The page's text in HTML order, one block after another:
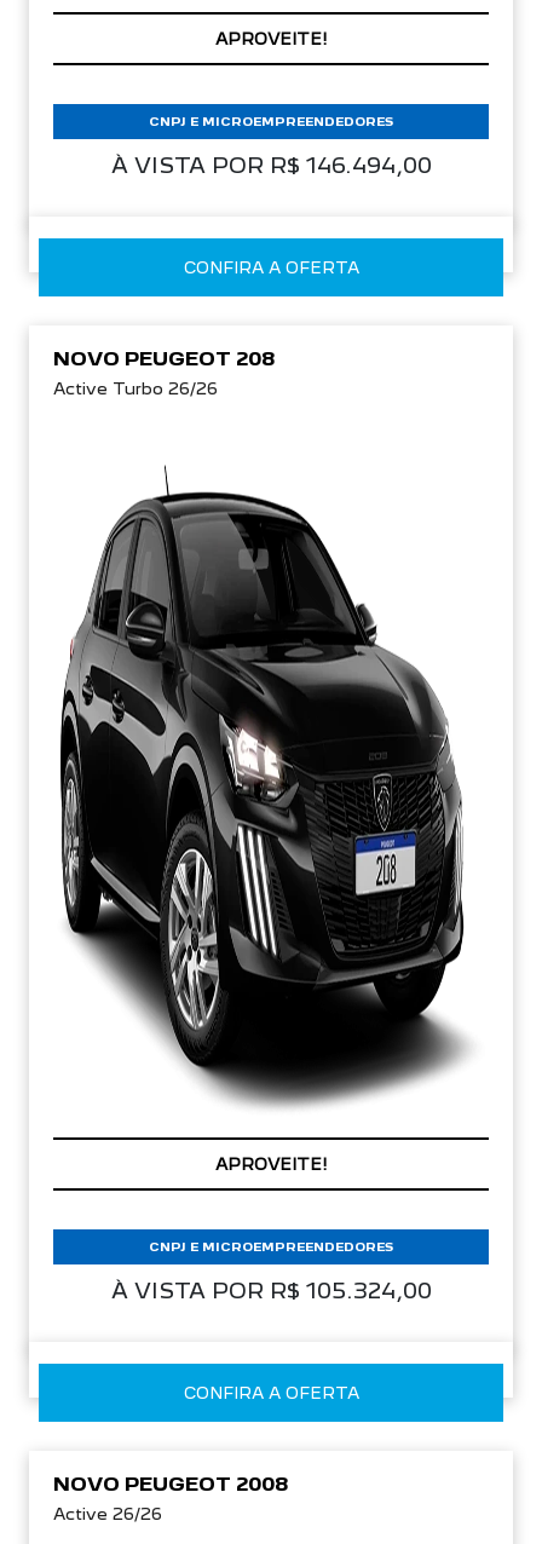
PREÇOS REDUZIDOS
À VISTA POR R$ 146.494,00
CNPJ E MICROEMPREENDEDORES
CONFIRA A OFERTA
NOVO PEUGEOT 208
Active Turbo 26/26
PREÇOS REDUZIDOS
À VISTA POR R$ 105.324,00
CNPJ E MICROEMPREENDEDORES
CONFIRA A OFERTA
NOVO PEUGEOT 2008
Active 26/26